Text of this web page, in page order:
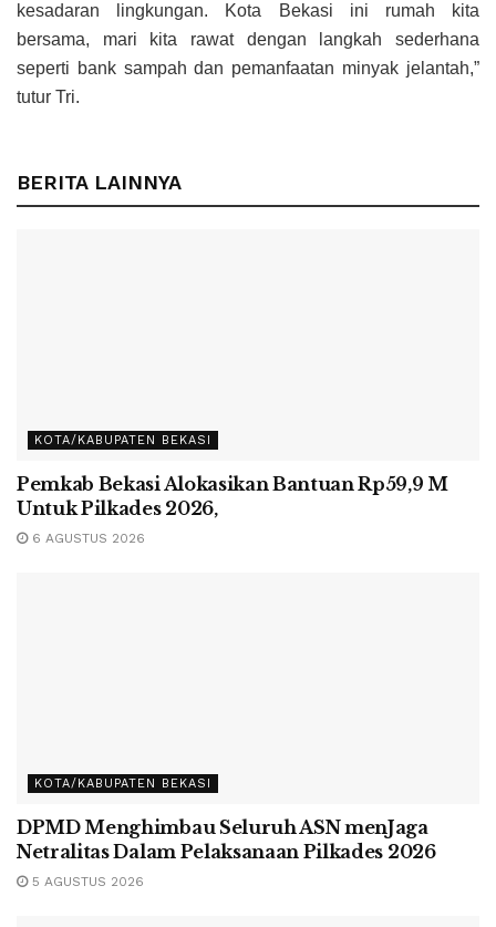
kesadaran lingkungan. Kota Bekasi ini rumah kita
bersama, mari kita rawat dengan langkah sederhana
seperti bank sampah dan pemanfaatan minyak jelantah,”
tutur Tri.
BERITA LAINNYA
KOTA/KABUPATEN BEKASI
Pemkab Bekasi Alokasikan Bantuan Rp59,9 M
Untuk Pilkades 2026,
6 AGUSTUS 2026
KOTA/KABUPATEN BEKASI
DPMD Menghimbau Seluruh ASN menJaga
Netralitas Dalam Pelaksanaan Pilkades 2026
5 AGUSTUS 2026